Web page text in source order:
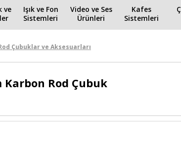
ve
Işık ve Fon
Sistemleri
Video ve Ses
Ürünleri
Kafes
Sistemleri
Çubuklar ve Aksesuarları
Karbon Rod Çubuk